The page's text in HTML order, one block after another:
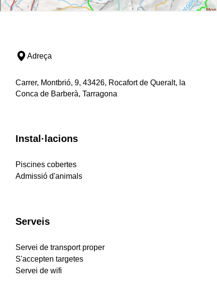
Adreça
Carrer, Montbrió, 9, 43426, Rocafort de Queralt, la
Conca de Barberà, Tarragona
Instal·lacions
Piscines cobertes
Admissió d'animals
Serveis
Servei de transport proper
S'accepten targetes
Servei de wifi